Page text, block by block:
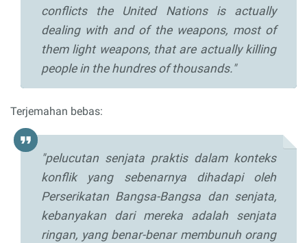
conflicts the United Nations is actually
dealing with and of the weapons, most of
them light weapons, that are actually killing
people in the hundres of thousands."
Terjemahan bebas:
"pelucutan senjata praktis dalam konteks
konflik yang sebenarnya dihadapi oleh
Perserikatan Bangsa-Bangsa dan senjata,
kebanyakan dari mereka adalah senjata
ringan, yang benar-benar membunuh orang